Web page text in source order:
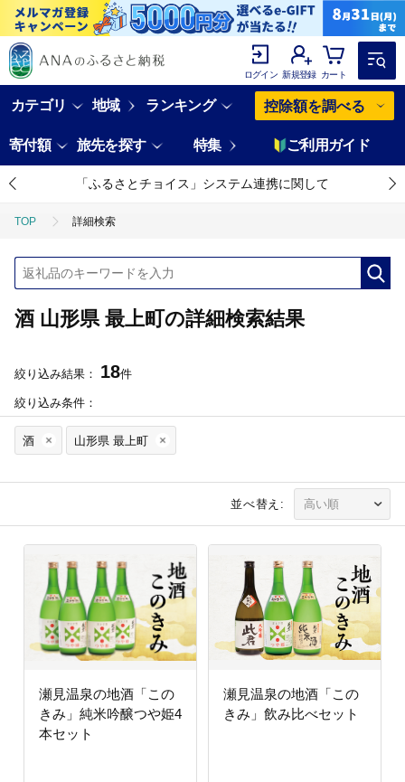
ログイン 新規登録 カート
カテゴリ 地域 ランキング 控除額を調べる
寄付額 旅先を探す 特集 ご利用ガイド
「ふるさとチョイス」システム連携に関して
TOP 詳細検索
酒 山形県 最上町の詳細検索結果
絞り込み結果： 18件
絞り込み条件：
酒 山形県 最上町
並べ替え:
瀬見温泉の地酒「この
きみ」純米吟醸つや姫4
本セット
瀬見温泉の地酒「この
きみ」飲み比べセット